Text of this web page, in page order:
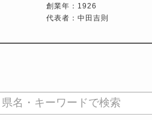
創業年：1926
代表者：中田吉則